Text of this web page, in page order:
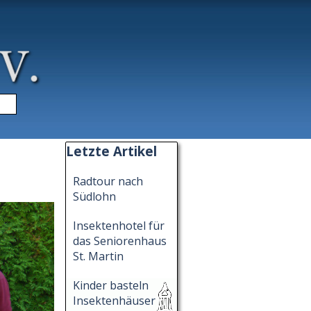
Block überspringen Letzte Artikel
Letzte Artikel
Radtour nach
Südlohn
Insektenhotel für
das Seniorenhaus
St. Martin
Kinder basteln
Insektenhäuser